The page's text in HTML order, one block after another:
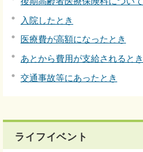
入院したとき
医療費が高額になったとき
あとから費用が支給されるとき
交通事故等にあったとき
ライフイベント